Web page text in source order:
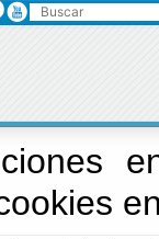
Buscar